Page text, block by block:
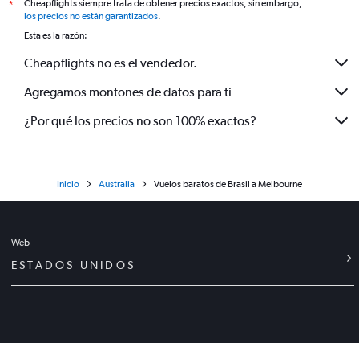
*
Cheapflights siempre trata de obtener precios exactos, sin embargo,
los precios no están garantizados.
Esta es la razón:
Cheapflights no es el vendedor.
Agregamos montones de datos para ti
¿Por qué los precios no son 100% exactos?
Inicio Australia Vuelos baratos de Brasil a Melbourne
Web
ESTADOS UNIDOS